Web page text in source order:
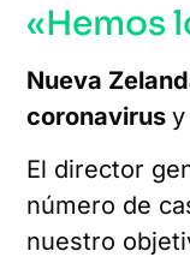
«Hemos
Nueva
coronavirus y
El director
número de
nuestro